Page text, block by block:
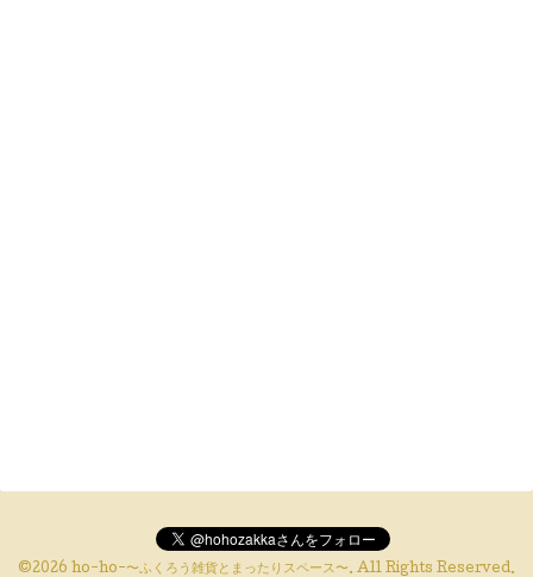
©2026 ho-ho-〜ふくろう雑貨とまったりスペース〜. All Rights Reserved.